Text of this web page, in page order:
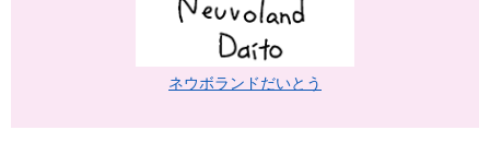
ネウボランドだいとう